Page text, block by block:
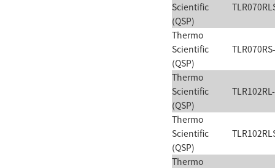
Scientific
(QSP)
Thermo
Scientific
(QSP)
Thermo
Scientific
(QSP)
Thermo
Scientific
(QSP)
Thermo